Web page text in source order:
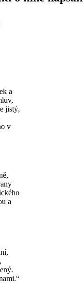
a
jistý,
v
a